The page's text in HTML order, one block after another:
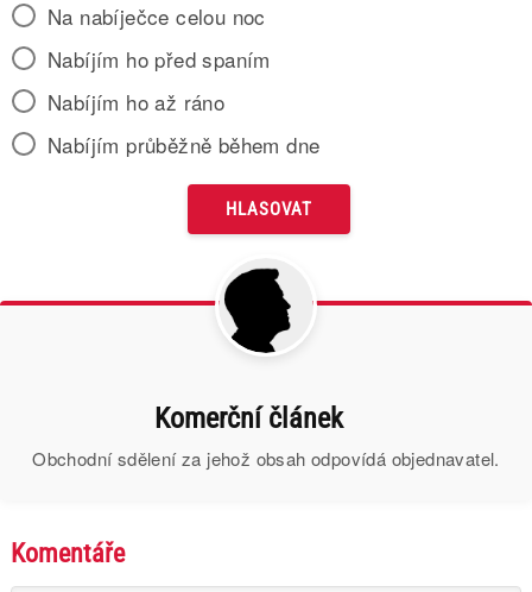
Na nabíječce celou noc
Nabíjím ho před spaním
Nabíjím ho až ráno
Nabíjím průběžně během dne
Komerční článek
Obchodní sdělení za jehož obsah odpovídá objednavatel.
Komentáře